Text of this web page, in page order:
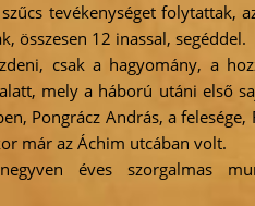
tevékenységet folytattak,
összesen 12 inassal, segéddel.
csak a hagyomány, a
mely a háború utáni első
Pongrácz András, a felesége,
már az Áchim utcában volt.
éves szorgalmas